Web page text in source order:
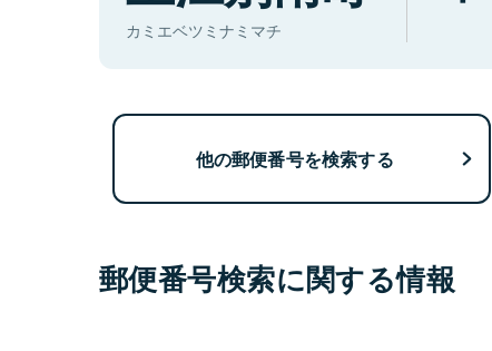
カミエベツミナミマチ
他の郵便番号を検索する
郵便番号検索に関する情報